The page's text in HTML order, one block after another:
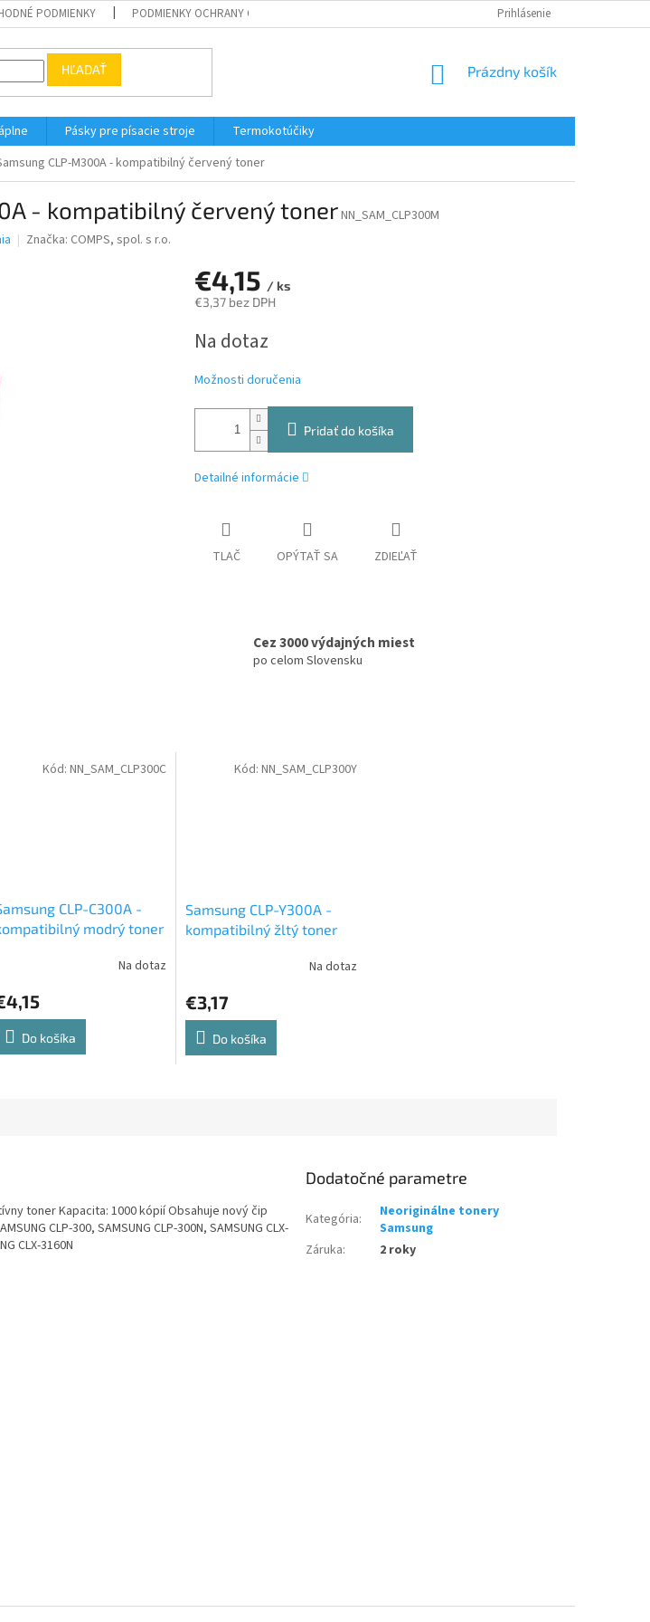
PODMIENKY PODMIENKY OCHRANY OSOBNÝCH ÚDAJOV KONTAKTY
Prihlásenie
HĽADAŤ
NÁKUPNÝ
Prázdny košík
Pásky pre písacie stroje
Termokotúčiky
CLP-M300A - kompatibilný červený toner
- kompatibilný červený tonerNN_SAM_CLP300M
Značka: COMPS, spol. s r.o.
€4,15 / ks
€3,37 bez DPH
cena:
Na dotaz
Možnosti doručenia
Pridať do košíka
Detailné informácie
TLAČ OPÝTAŤ SA ZDIEĽAŤ
Cez 3000 výdajných miest
po celom Slovensku
CLP-C300A -
modrý toner
Na dotaz
Do košíka
Kód: NN_SAM_CLP300C
Samsung CLP-Y300A -
kompatibilný žltý toner
Na dotaz
€3,17
Do košíka
Kód:NN_SAM_CLP300Y
toner Kapacita: 1000 kópií Obsahuje nový čip
CLP-300, SAMSUNG CLP-300N, SAMSUNG CLX-
CLX-3160N
Dodatočné parametre
Kategória:
Neoriginálne tonery
Samsung
Záruka: 2 roky